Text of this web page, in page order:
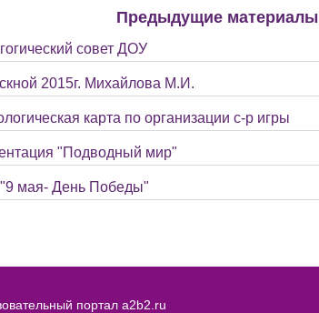
Предыдущие материалы
совет ДОУ
2015г. Михайлова М.И.
карта по организации с-р игры
"Подводный мир"
мая- День Победы"
портал a2b2.ru